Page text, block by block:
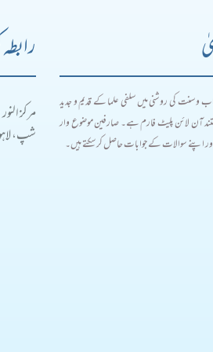
و سنت کی روشنی میں سلفی علما کے قدیم و جدید
آن لائن پلیٹ فارم ہے۔ صارفین موضوع وار
اپنے سوالات کے جوابات حاصل کر سکتے ہیں۔
مرکز
شپ،